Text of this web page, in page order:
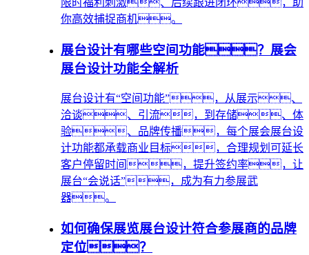
你高效捕捉商机。
展台设计有哪些空间功能？展会
展台设计功能全解析
展台设计有“空间功能”，从展示、
洽谈、引流，到存储、体
验、品牌传播，每个展会展台设
计功能都承载商业目标，合理规划可延长
客户停留时间，提升签约率，让
展台“会说话”，成为有力参展武
器。
如何确保展览展台设计符合参展商的品牌
定位？